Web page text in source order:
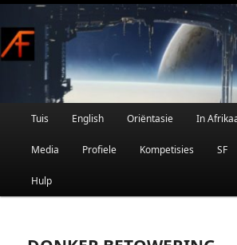
Skip
to
primary
content
Afrikaanse Wetenskapfiksie en Fantasie
Main
Tuis English Oriëntasie In
Media Profiele Kompetisies SF
Hulp